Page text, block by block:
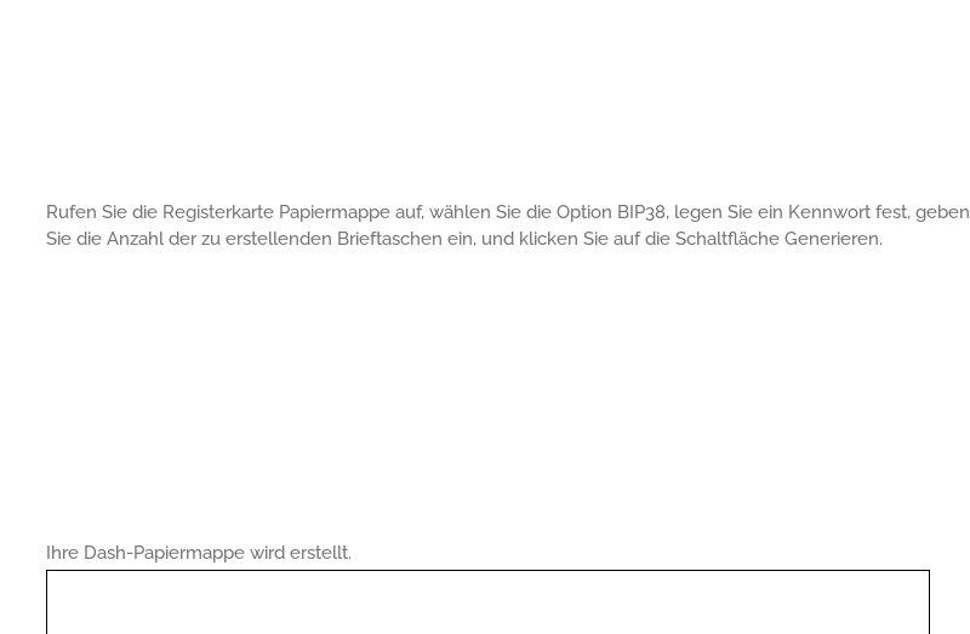
Rufen Sie die Registerkarte Papiermappe auf, wählen Sie die Option BIP38, legen Sie ein Kennwort fest, geben
Sie die Anzahl der zu erstellenden Brieftaschen ein, und klicken Sie auf die Schaltfläche Generieren.
Ihre Dash-Papiermappe wird erstellt.